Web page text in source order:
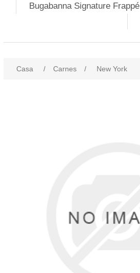
Bugabanna Signature Frappé
Casa / Carnes / New York